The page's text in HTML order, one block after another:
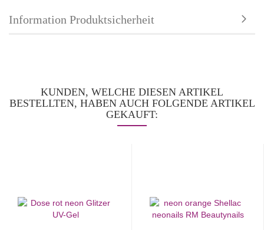
Information Produktsicherheit
KUNDEN, WELCHE DIESEN ARTIKEL
BESTELLTEN, HABEN AUCH FOLGENDE ARTIKEL
GEKAUFT: